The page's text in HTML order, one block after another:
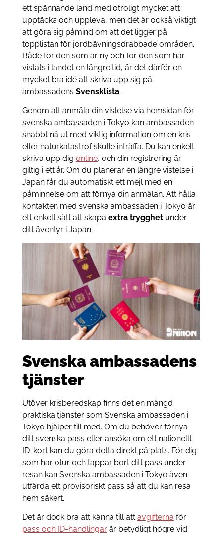
ett spännande land med otroligt mycket att
upptäcka och uppleva, men det är också viktigt
att göra sig påmind om att det ligger på
topplistan för jordbävningsdrabbade områden.
Både för den som är ny och för den som har
vistats i landet en längre tid, är det därför en
mycket bra idé att skriva upp sig på
ambassadens Svensklista.
Genom att anmäla din vistelse via hemsidan för
svenska ambassaden i Tokyo kan ambassaden
snabbt nå ut med viktig information om en kris
eller naturkatastrof skulle inträffa. Du kan enkelt
skriva upp dig online, och din registrering är
giltig i ett år. Om du planerar en längre vistelse i
Japan får du automatiskt ett mejl med en
påminnelse om att förnya din anmälan. Att hålla
kontakten med svenska ambassaden i Tokyo är
ett enkelt sätt att skapa extra trygghetunder
ditt äventyr i Japan.
Svenska ambassadens
tjänster
Utöver krisberedskap finns det en mängd
praktiska tjänster som Svenska ambassaden i
Tokyo hjälper till med. Om du behöver förnya
ditt svenska pass eller ansöka om ett nationellt
ID-kort kan du göra detta direkt på plats. För dig
som har otur och tappar bort ditt pass under
resan kan Svenska ambassaden i Tokyo även
utfärda ett provisoriskt pass så att du kan resa
hem säkert.
Det är dock bra att känna till att avgifterna för
pass och ID-handlingarär betydligt högre vid